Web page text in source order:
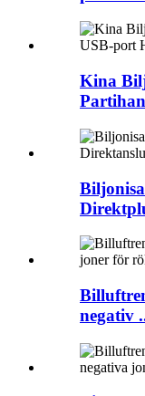
Kina
negativ